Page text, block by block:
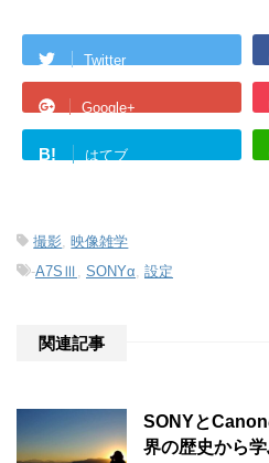
Twitter
Google+
B! はてブ
撮影 ,映像雑学
-A7SⅢ SONYα 設定
関連記事
SONYと
界の歴史から学